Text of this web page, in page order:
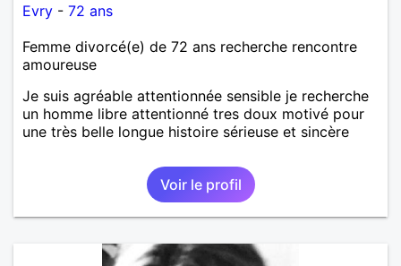
Evry - 72 ans
Femme divorcé(e) de 72 ans recherche rencontre
amoureuse
Je suis agréable attentionnée sensible je recherche
un homme libre attentionné tres doux motivé pour
une très belle longue histoire sérieuse et sincère
Voir le profil